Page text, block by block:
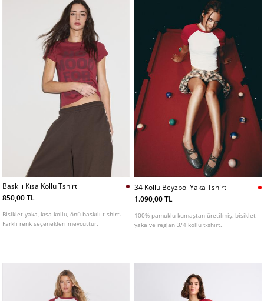
Baskılı Kısa Kollu Tshirt
850,00 TL
Bisiklet yaka, kısa kollu, önü baskılı t-shirt.
Farklı renk seçenekleri mevcuttur.
34 Kollu Beyzbol Yaka Tshirt
1.090,00 TL
100% pamuklu kumaştan üretilmiş, bisiklet
yaka ve reglan 3/4 kollu t-shirt.